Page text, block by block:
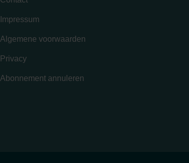
Impressum
Algemene voorwaarden
Privacy
Abonnement annuleren